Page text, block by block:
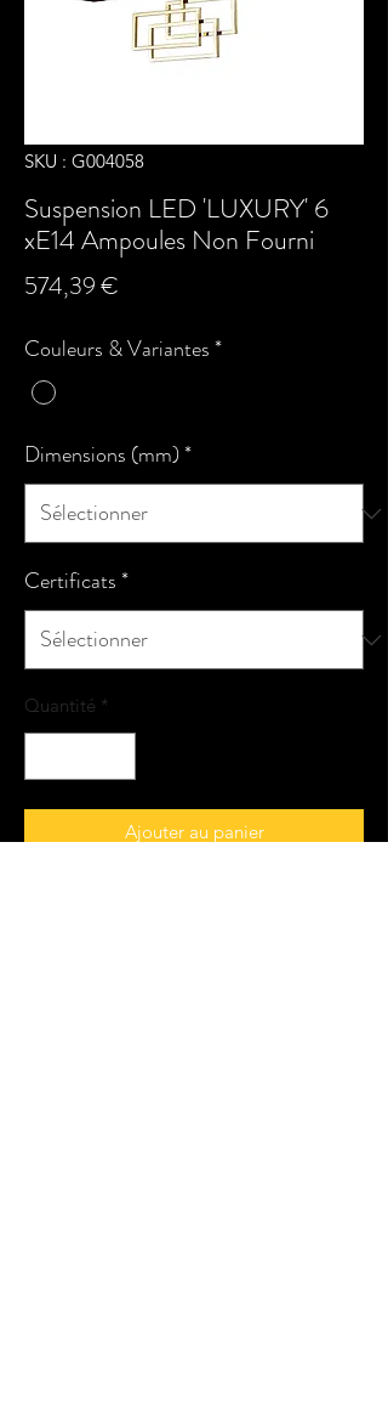
SKU : G004058
Suspension LED 'LUXURY' 6
xE14 Ampoules Non Fourni
574,39 €
Couleurs & Variantes*
Dimensions (mm)*
Certificats*
Quantité *
Ajouter au panier